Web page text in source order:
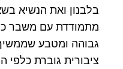
בלבנון ואת הנשיא
מתמודדת עם משבר
גבוהה ומטבע
ציבורית גוברת כלפי